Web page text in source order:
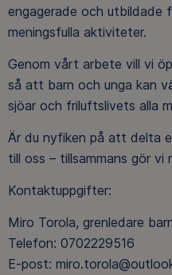
engagerade och utbildade
meningsfulla aktiviteter.
Genom vårt arbete vill vi
så att barn och unga kan
sjöar och friluftslivets alla
Är du nyfiken på att delta
till oss – tillsammans gör vi
Kontaktuppgifter:
Miro Torola, grenledare
Telefon: 0702229516
E-post: